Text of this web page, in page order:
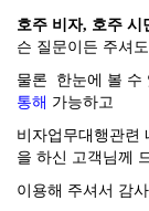
호주 비자, 호주 시
슨 질문이든 주셔
물론 한눈에 볼 수
통해 가능하고
비자업무대행관련
을 하신 고객님께
이용해 주셔서 감